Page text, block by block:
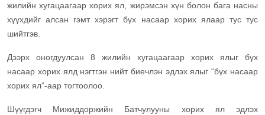
жилийн хугацаагаар хорих ял, жирэмсэн хүн болон бага насны
хүүхдийг алсан гэмт хэрэгт бүх насаар хорих ялаар тус тус
шийтгэв.
Дээрх оногдуулсан 8 жилийн хугацаагаар хорих ялыг бүх
насаар хорих ялд нэгтгэн нийт биечлэн эдлэх ялыг “бүх насаар
хорих ял”-аар тогтоолоо.
Шүүгдэгч Мижиддоржийн Батчулууны хорих ял эдлэх